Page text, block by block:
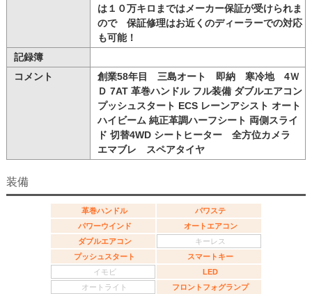
は１０万キロまではメーカー保証が受けられま
ので 保証修理はお近くのディーラーでの対応
も可能！
記録簿
コメント
創業58年目 三島オート 即納 寒冷地 4Ｗ
Ｄ 7AT 革巻ハンドル フル装備 ダブルエアコン
プッシュスタート ECS レーンアシスト オート
ハイビーム 純正革調ハーフシート 両側スライ
ド 切替4WD シートヒーター 全方位カメラ
エマブレ スペアタイヤ
装備
革巻ハンドル
パワステ
パワーウインド
オートエアコン
ダブルエアコン
キーレス
プッシュスタート
スマートキー
イモビ
LED
オートライト
フロントフォグランプ